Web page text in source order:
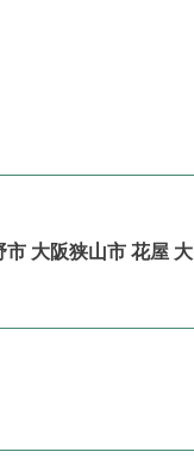
大阪狭山市 花屋 大